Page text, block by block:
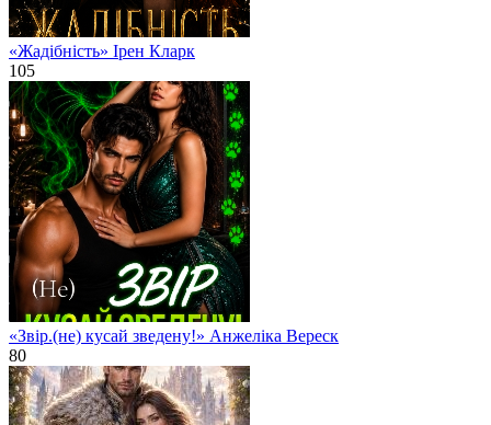
«Жадібність» Ірен Кларк
105
«Звір.(не) кусай зведену!» Анжеліка Вереск
80